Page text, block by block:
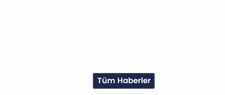
Tüm Haberler